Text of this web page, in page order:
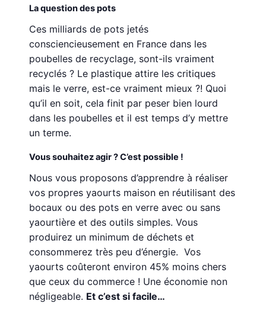
La question des pots
Ces milliards de pots jetés
consciencieusement en France dans les
poubelles de recyclage, sont-ils vraiment
recyclés ? Le plastique attire les critiques
mais le verre, est-ce vraiment mieux ?! Quoi
qu’il en soit, cela finit par peser bien lourd
dans les poubelles et il est temps d’y mettre
un terme.
Vous souhaitez agir ? C’est possible !
Nous vous proposons d’apprendre à réaliser
vos propres yaourts maison en réutilisant des
bocaux ou des pots en verre avec ou sans
yaourtière et des outils simples. Vous
produirez un minimum de déchets et
consommerez très peu d’énergie. Vos
yaourts coûteront environ 45% moins chers
que ceux du commerce ! Une économie non
négligeable. Et c’est si facile…